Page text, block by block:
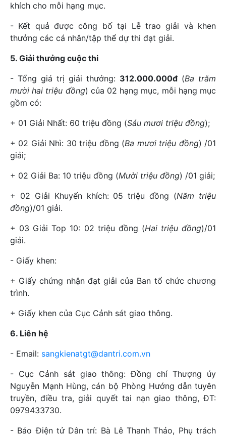
khích cho mỗi hạng mục.
- Kết quả được công bố tại Lễ trao giải và khen
thưởng các cá nhân/tập thể dự thi đạt giải.
5. Giải thưởng cuộc thi
- Tổng giá trị giải thưởng: 312.000.000đ (Ba trăm
mười hai triệu đồng) của 02 hạng mục, mỗi hạng mục
gồm có:
+ 01 Giải Nhất: 60 triệu đồng (Sáu mươi triệu đồng);
+ 02 Giải Nhì: 30 triệu đồng (Ba mươi triệu đồng) /01
giải;
+ 02 Giải Ba: 10 triệu đồng (Mười triệu đồng) /01 giải;
+ 02 Giải Khuyến khích: 05 triệu đồng (Năm triệu
đồng)/01 giải.
+ 03 Giải Top 10: 02 triệu đồng (Hai triệu đồng)/01
giải.
- Giấy khen:
+ Giấy chứng nhận đạt giải của Ban tổ chức chương
trình.
+ Giấy khen của Cục Cảnh sát giao thông.
6. Liên hệ
- Email: sangkienatgt@dantri.com.vn
- Cục Cảnh sát giao thông: Đồng chí Thượng úy
Nguyễn Mạnh Hùng, cán bộ Phòng Hướng dẫn tuyên
truyền, điều tra, giải quyết tai nạn giao thông, ĐT:
0979433730.
- Báo Điện tử Dân trí: Bà Lê Thanh Thảo, Phụ trách